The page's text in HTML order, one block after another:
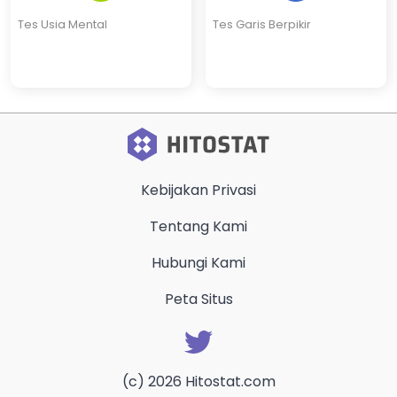
Tes Usia Mental Tes Garis Berpikir
Kebijakan Privasi
Tentang Kami
Hubungi Kami
Peta Situs
(c) 2026 Hitostat.com